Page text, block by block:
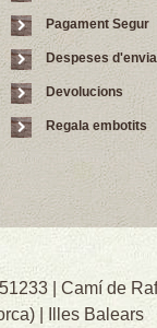
Pagament Segur
Despeses
Devolucions
Regala embotits
| Camí de
| Illes Balears